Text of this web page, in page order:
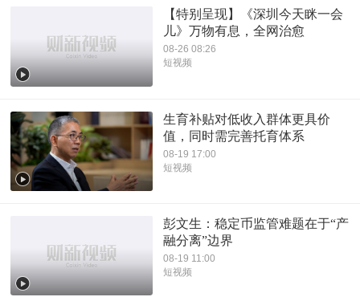
【特别呈现】《深圳今天眯一会
儿》万物有息，全网治愈
08-26 08:26
短视频
生育补贴对低收入群体更具价
值，同时需完善托育体系
08-19 17:00
短视频
彭文生：稳定币监管难题在于“产
融分离”边界
08-19 11:00
短视频